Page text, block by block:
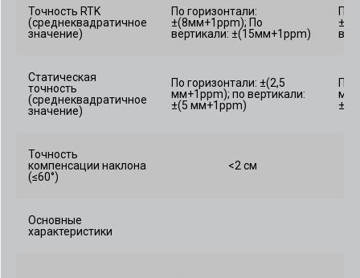
Точность RTK
(среднеквадратичное
значение)
По горизонтали:
±(8мм+1ppm); По
вертикали: ±(15мм+1ppm)
По
Статическая
точность
(среднеквадратичное
значение)
По горизонтали: ±(2,5
мм+1ppm); по вертикали:
±(5 мм+1ppm)
По
±(5
Точность
компенсации наклона
(≤60°)
<2 см
Основные
характеристики